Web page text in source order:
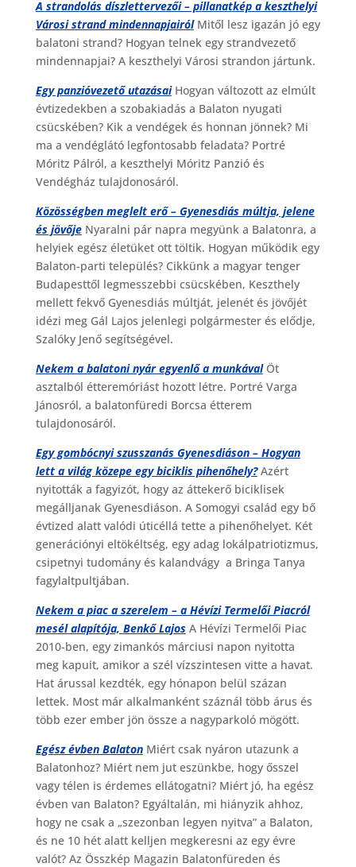
A strandolás díszlettervezői – pillanatkép a keszthelyi
Városi strand mindennapjairól Mitől lesz igazán jó egy
balatoni strand? Hogyan telnek egy strandvezető
mindennapjai? A keszthelyi Városi strandon jártunk.
Egy panzióvezető utazásaiHogyan változott az elmúlt
évtizedekben a szobakiadás a Balaton nyugati
csücskében? Kik a vendégek és honnan jönnek? Mi
ma a vendéglátó legfontosabb feladata? Portré
Móritz Pálról, a keszthelyi Móritz Panzió és
Vendégház tulajdonosáról.
Közösségben meglelt erő – Gyenesdiás múltja, jelene
és jövője Nyaralni pár napra megyünk a Balatonra, a
helyiek egész életüket ott töltik. Hogyan működik egy
Balaton-parti település? Cikkünk a magyar tenger
Budapesttől legmesszebbi csücskében, Keszthely
mellett fekvő Gyenesdiás múltját, jelenét és jövőjét
idézi meg Gál Lajos jelenlegi polgármester és elődje,
Szalóky Jenő segítségével.
Nekem a balatoni nyár egyenlő a munkávalÖt
asztalból étteremóriást hozott létre. Portré Varga
Jánosról, a balatonfüredi Borcsa étterem
tulajdonosáról.
Egy gombócnyi szusszanás Gyenesdiáson – Hogyan
lett a világ közepe egy biciklis pihenőhely? Azért
nyitották a fagyizót, hogy az áttekerő biciklisek
megálljanak Gyenesdiáson. A Somogyi család egy bő
évtized alatt valódi úticéllá tette a pihenőhelyet. Két
generációnyi eltökéltség, egy adag lokálpatriotizmus,
csipetnyi tudomány és kalandvágy a Bringa Tanya
fagylaltpultjában.
Nekem a piac a szerelem – a Hévízi Termelői Piacról
mesél alapítója, Benkő LajosA Hévízi Termelői Piac
2010-ben, egy zimankós márciusi napon nyitotta
meg kapuit, amikor a szél vízszintesen vitte a havat.
Hat árussal kezdték, egy hónapon belül százan
lettek. Most már alkalmanként száznál több árus és
több ezer ember jön össze a nagyparkoló mögött.
Egész évben BalatonMiért csak nyáron utazunk a
Balatonhoz? Miért nem jut eszünkbe, hogy ősszel
vagy télen is érdemes ellátogatni? Miért jó, ha egész
évben van Balaton? Egyáltalán, mi hiányzik ahhoz,
hogy ne csak a „szezonban legyen nyitva” a Balaton,
és ne 10 hét alatt kelljen megkeresni az egy évre
valót? Az Összkép Magazin Balatonfüreden és